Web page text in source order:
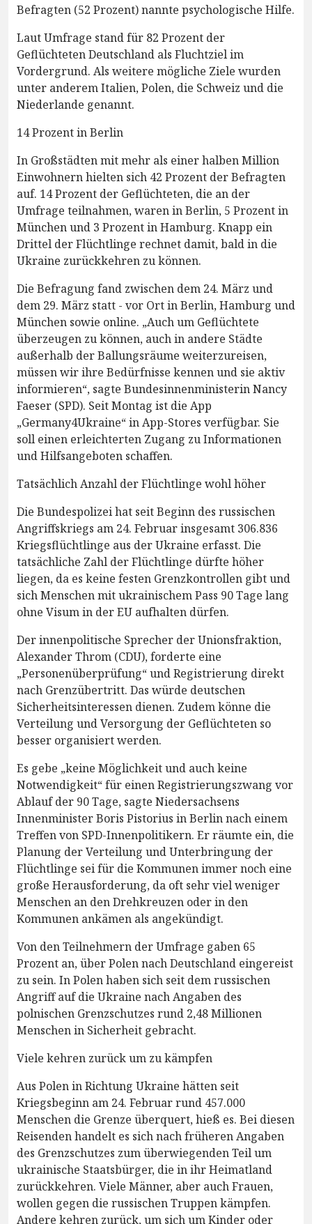
Befragten (52 Prozent) nannte psychologische Hilfe.
Laut Umfrage stand für 82 Prozent der
Geflüchteten Deutschland als Fluchtziel im
Vordergrund. Als weitere mögliche Ziele wurden
unter anderem Italien, Polen, die Schweiz und die
Niederlande genannt.
14 Prozent in Berlin
In Großstädten mit mehr als einer halben Million
Einwohnern hielten sich 42 Prozent der Befragten
auf. 14 Prozent der Geflüchteten, die an der
Umfrage teilnahmen, waren in Berlin, 5 Prozent in
München und 3 Prozent in Hamburg. Knapp ein
Drittel der Flüchtlinge rechnet damit, bald in die
Ukraine zurückkehren zu können.
Die Befragung fand zwischen dem 24. März und
dem 29. März statt - vor Ort in Berlin, Hamburg und
München sowie online. „Auch um Geflüchtete
überzeugen zu können, auch in andere Städte
außerhalb der Ballungsräume weiterzureisen,
müssen wir ihre Bedürfnisse kennen und sie aktiv
informieren“, sagte Bundesinnenministerin Nancy
Faeser (SPD). Seit Montag ist die App
„Germany4Ukraine“ in App-Stores verfügbar. Sie
soll einen erleichterten Zugang zu Informationen
und Hilfsangeboten schaffen.
Tatsächlich Anzahl der Flüchtlinge wohl höher
Die Bundespolizei hat seit Beginn des russischen
Angriffskriegs am 24. Februar insgesamt 306.836
Kriegsflüchtlinge aus der Ukraine erfasst. Die
tatsächliche Zahl der Flüchtlinge dürfte höher
liegen, da es keine festen Grenzkontrollen gibt und
sich Menschen mit ukrainischem Pass 90 Tage lang
ohne Visum in der EU aufhalten dürfen.
Der innenpolitische Sprecher der Unionsfraktion,
Alexander Throm (CDU), forderte eine
„Personenüberprüfung“ und Registrierung direkt
nach Grenzübertritt. Das würde deutschen
Sicherheitsinteressen dienen. Zudem könne die
Verteilung und Versorgung der Geflüchteten so
besser organisiert werden.
Es gebe „keine Möglichkeit und auch keine
Notwendigkeit“ für einen Registrierungszwang vor
Ablauf der 90 Tage, sagte Niedersachsens
Innenminister Boris Pistorius in Berlin nach einem
Treffen von SPD-Innenpolitikern. Er räumte ein, die
Planung der Verteilung und Unterbringung der
Flüchtlinge sei für die Kommunen immer noch eine
große Herausforderung, da oft sehr viel weniger
Menschen an den Drehkreuzen oder in den
Kommunen ankämen als angekündigt.
Von den Teilnehmern der Umfrage gaben 65
Prozent an, über Polen nach Deutschland eingereist
zu sein. In Polen haben sich seit dem russischen
Angriff auf die Ukraine nach Angaben des
polnischen Grenzschutzes rund 2,48 Millionen
Menschen in Sicherheit gebracht.
Viele kehren zurück um zu kämpfen
Aus Polen in Richtung Ukraine hätten seit
Kriegsbeginn am 24. Februar rund 457.000
Menschen die Grenze überquert, hieß es. Bei diesen
Reisenden handelt es sich nach früheren Angaben
des Grenzschutzes zum überwiegenden Teil um
ukrainische Staatsbürger, die in ihr Heimatland
zurückkehren. Viele Männer, aber auch Frauen,
wollen gegen die russischen Truppen kämpfen.
Andere kehren zurück, um sich um Kinder oder